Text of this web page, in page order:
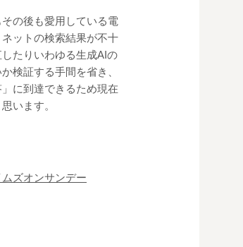
の後も愛用している電
ットの検索結果が不十
たりいわゆる生成AIの
検証する手間を省き、
に到達できるため現在
います。
ズオンサンデー